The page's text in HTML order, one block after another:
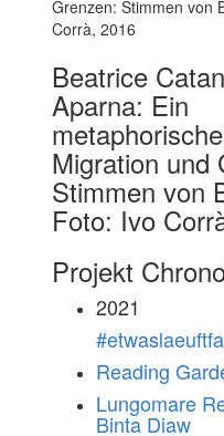
Beatrice
Aparna: Ein
Migration und
Stimmen von
Foto: Ivo
Projekt
2021
Reading
Lungomare
Binta Diaw